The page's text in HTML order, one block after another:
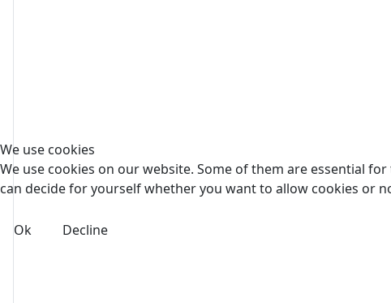
We use cookies
We use cookies on our website. Some of them are essential
can decide for yourself whether you want to allow cookies or
Ok Decline